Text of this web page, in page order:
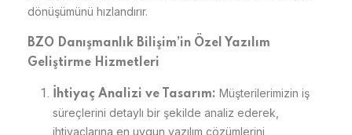
dönüşümünü hızlandırır.
BZO Danışmanlık Bilişim’in Özel Yazılım
Geliştirme Hizmetleri
İhtiyaç Analizi ve Tasarım: Müşterilerimizin iş
süreçlerini detaylı bir şekilde analiz ederek,
ihtiyaçlarına en uygun yazılım çözümlerini